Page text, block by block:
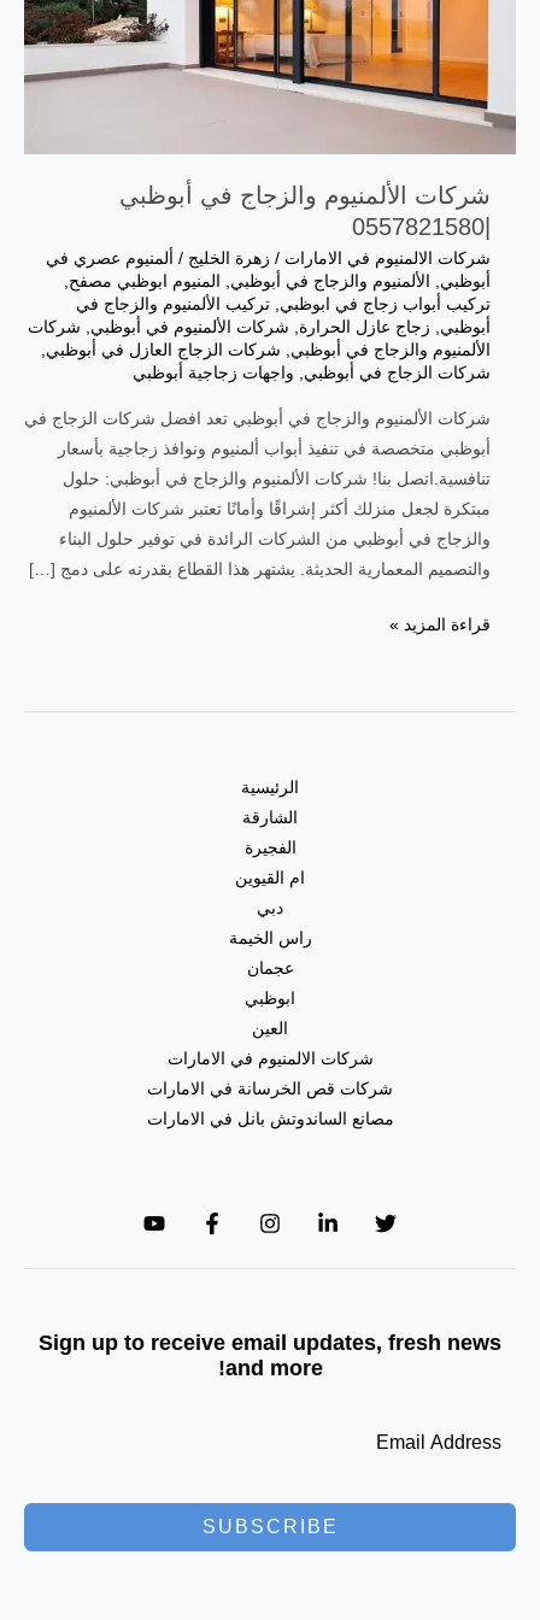
شركات الألمنيوم والزجاج في أبوظبي
شركات الالمنيوم في الامارات / زهرة الخليج / ألمنيوم عصري في
أبوظبي
الألمنيوم والزجاج في أبوظبي المنيوم ابوظبي مصفح
تركيب أبواب زجاج في ابوظبي تركيب الألمنيوم والزجاج في
أبوظبي
زجاج عازل الحرارة شركات الألمنيوم في أبوظبي
شركات
الألمنيوم والزجاج في أبوظبي
شركات الزجاج العازل في أبوظبي
شركات الزجاج في أبوظبي
واجهات زجاجية أبوظبي
شركات الألمنيوم والزجاج في أبوظبي تعد افضل شركات الزجاج في
أبوظبي متخصصة في تنفيذ أبواب ألمنيوم ونوافذ زجاجية بأسعار
تنافسية.اتصل بنا! شركات الألمنيوم والزجاج في أبوظبي: حلول
مبتكرة لجعل منزلك أكثر إشراقًا وأمانًا تعتبر شركات الألمنيوم
والزجاج في أبوظبي من الشركات الرائدة في توفير حلول البناء
والتصميم المعمارية الحديثة. يشتهر هذا القطاع بقدرته على دمج […]
قراءة المزيد »
الرئيسية
الشارقة
الفجيرة
ام القيوين
دبي
راس الخيمة
عجمان
ابوظبي
العين
شركات الالمنيوم في الامارات
شركات قص الخرسانة في الامارات
مصانع الساندوتش بانل في الامارات
Sign up to receive email updates, fresh news
and more!
SUBSCRIBE